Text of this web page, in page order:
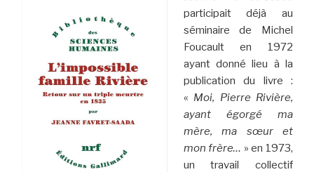
participait déjà au
séminaire de Michel
Foucault en 1972
ayant donné lieu à la
publication du livre :
« Moi, Pierre Rivière,
ayant égorgé ma
mère, ma sœur et
mon frère… » en 1973,
un travail collectif